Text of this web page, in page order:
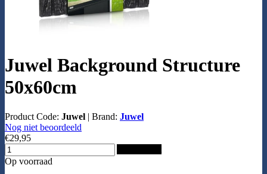
Juwel Background Structure
50x60cm
Product Code: Juwel | Brand: Juwel
Nog niet beoordeeld
€29,95
Op voorraad